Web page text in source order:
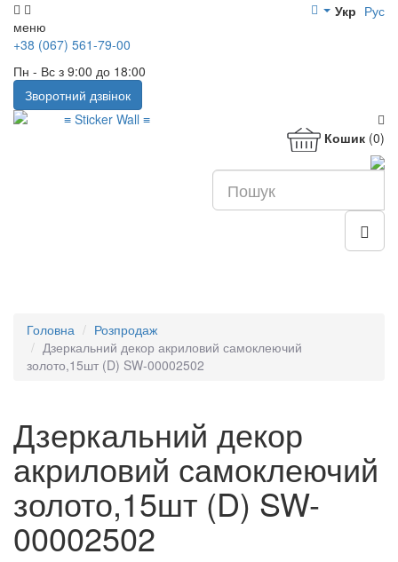
меню
Укр Рус
+38 (067) 561-79-00
Пн - Вс з 9:00 до 18:00
Зворотний дзвінок
Кошик (0)
Головна
Розпродаж
Дзеркальний декор акриловий самоклеючий
золото,15шт (D) SW-00002502
Дзеркальний декор
акриловий самоклеючий
золото,15шт (D) SW-
00002502